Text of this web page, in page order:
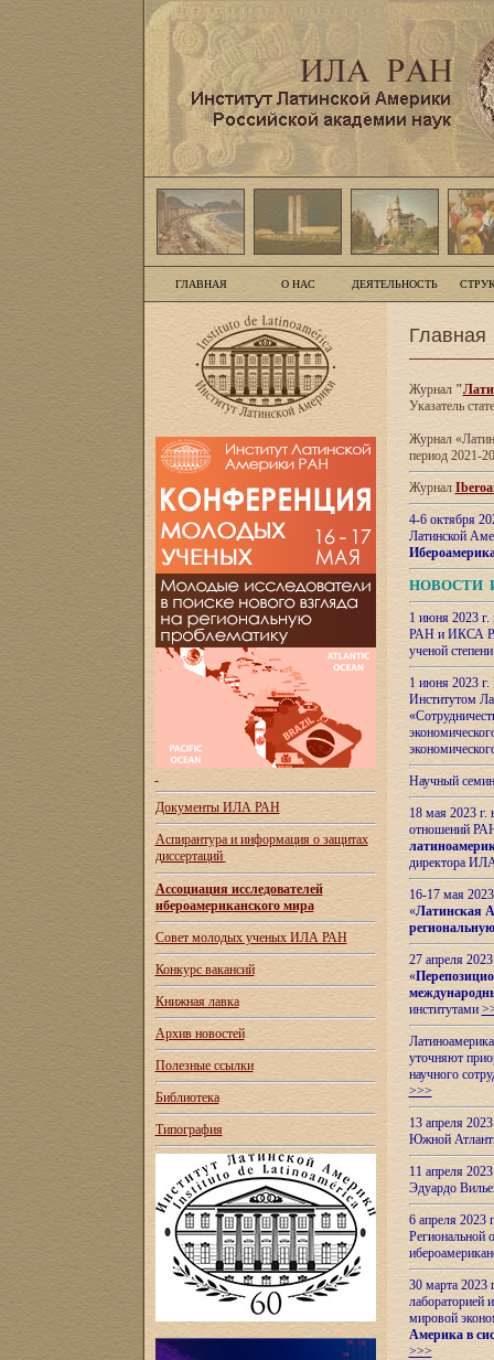
ГЛАВНАЯ О НАС ДЕЯТЕЛЬНОСТЬ
Документы ИЛА РАН
Аспирантура и информация о защитах
диссертаций
Ассоциация исследователей
ибероамериканского мира
Совет молодых ученых ИЛА РАН
Конкурс вакансий
Книжная лавка
Архив новостей
Полезные ссылки
Библиотека
Типография
Главная
Журнал"
Указатель
Журнал
период 2021-
Журнал
4-6 октября
Латинской
НОВОСТИ
1 июня 2023
РАН и ИКСА
ученой
1 июня 2023
Институтом
Научный
18 мая 2023
отношений
директора
16-17 мая
«Латинская
27 апреля
«
институтами
уточняют
научного
>>>
13 апреля
Южной
11 апреля
Эдуардо
6 апреля
Региональной
30 марта 2023
лабораторией
мировой
Америка в
>>>